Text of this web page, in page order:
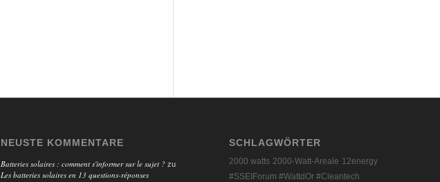
NEUSTE KOMMENTARE
Batteries solaires : comment s'informer sur le sujet ? zu
Les batteries solaires en 13 questions-réponses
SCHLAGWÖRTER
2000 watts 2000-Watt-Areale 12energy
#SSEIForum #WattdOr #Cleantech